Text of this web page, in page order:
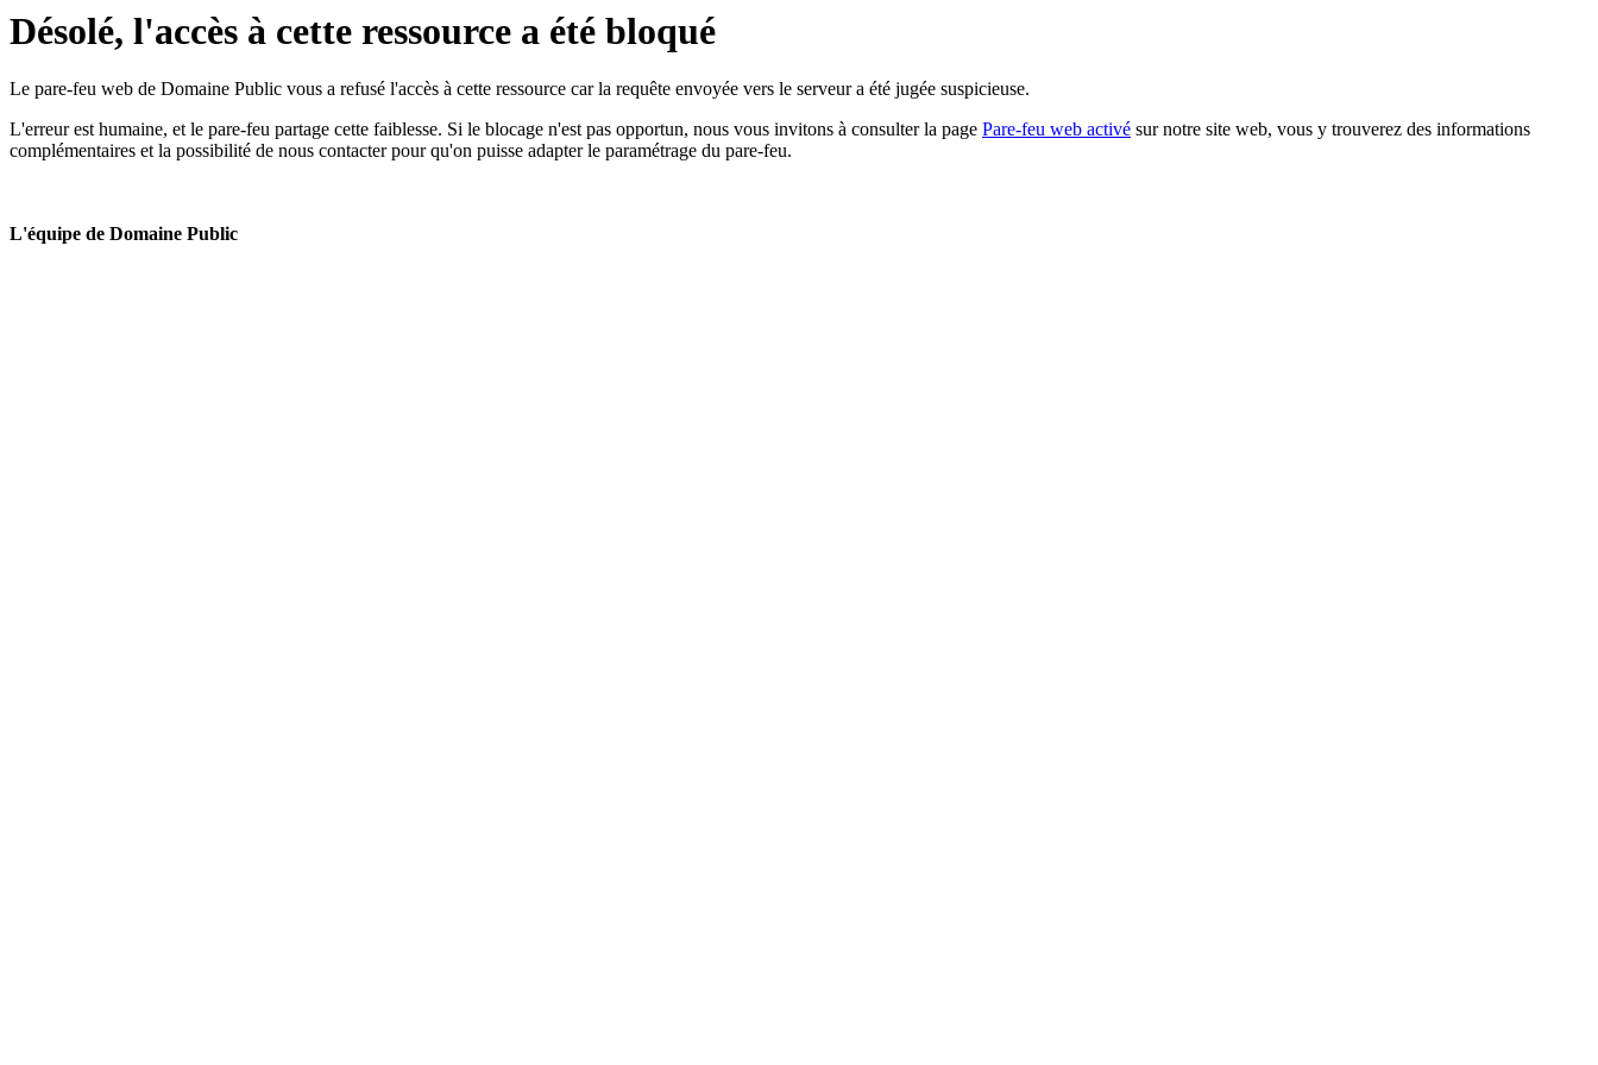
Désolé, l'accès à cette ressource a été bloqué
Le pare-feu web de Domaine Public vous a refusé l'accès à cette ressource car la requête envoyée vers le serveur a été jugée suspicieuse.
L'erreur est humaine, et le pare-feu partage cette faiblesse. Si le blocage n'est pas opportun, nous vous invitons à consulter la page Pare-feu web activé sur notre site web, vous y trouverez des informations
complémentaires et la possibilité de nous contacter pour qu'on puisse adapter le paramétrage du pare-feu.
L'équipe de Domaine Public